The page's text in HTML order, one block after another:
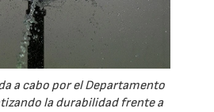
a cabo por el Departamento
la durabilidad frente a